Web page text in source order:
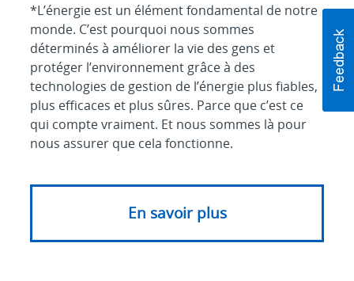
*L’énergie est un élément fondamental de notre
monde. C’est pourquoi nous sommes
déterminés à améliorer la vie des gens et
protéger l’environnement grâce à des
technologies de gestion de l’énergie plus fiables,
plus efficaces et plus sûres. Parce que c’est ce
qui compte vraiment. Et nous sommes là pour
nous assurer que cela fonctionne.
En savoir plus